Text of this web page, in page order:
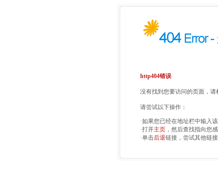
http404错误
没有找到您要访问的页面，
请尝试以下操作：
·如果您已经在地址栏中输入
·打开主页 ，然后查找指向您
·单击后退链接，尝试其他链